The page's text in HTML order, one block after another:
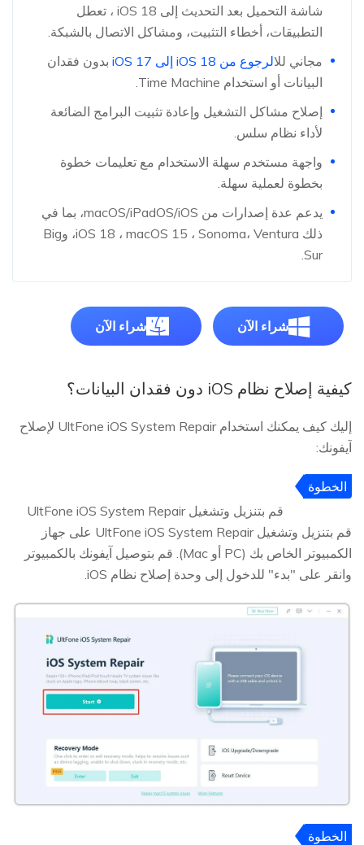
شاشة التحميل بعد التحديث إلى iOS 18 ، تعطل
التطبيقات، أخطاء التثبيت، ومشاكل الاتصال بالشبكة.
مجاني للالرجوع من iOS 18 إلى iOS 17
بدون فقدان
البيانات أو استخدام Time Machine.
إصلاح مشاكل التشغيل وإعادة تثبيت البرامج الضائعة
لأداء نظام سلس.
واجهة مستخدم سهلة الاستخدام مع تعليمات خطوة
بخطوة لعملية سهلة.
يدعم عدة إصدارات من macOS/iPadOS/iOS، بما في
ذلك iOS 18 ، macOS 15 ، Sonoma، Ventura، وBig
Sur.
شراء الآن شراء الآن
كيفية إصلاح نظام iOS دون فقدان البيانات؟
إليك كيف يمكنك استخدام UltFone iOS System Repair لإصلاح
آيفونك:
الخطوة
قم بتنزيل وتشغيل UltFone iOS System Repair
قم بتنزيل وتشغيل UltFone iOS System Repair على جهاز
الكمبيوتر الخاص بك (PC أو Mac). قم بتوصيل آيفونك بالكمبيوتر
وانقر على "بدء" للدخول إلى وحدة إصلاح نظام iOS.
الخطوة